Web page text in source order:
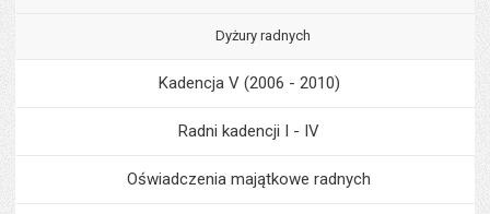
Dyżury radnych
Kadencja V (2006 - 2010)
Radni kadencji I - IV
Oświadczenia majątkowe radnych